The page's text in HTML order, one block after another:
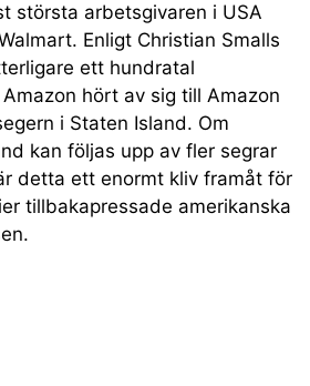
största arbetsgivaren i USA
Enligt Christian Smalls
ett hundratal
hört av sig till Amazon
i Staten Island. Om
kan följas upp av fler segrar
detta ett enormt kliv framåt för
tillbakapressade amerikanska